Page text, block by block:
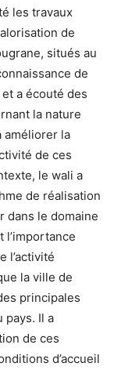
les travaux
de
situés au
de
et a écouté des
la nature
améliorer la
de ces
le wali a
de réalisation
dans le domaine
l’importance
l’activité
la ville de
principales
pays. Il a
de ces
d’accueil